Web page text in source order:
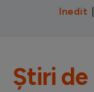
Inedit
Știri